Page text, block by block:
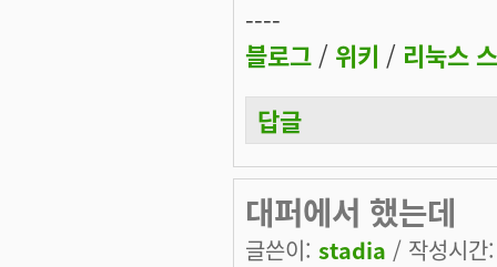
----
블로그 / 위키 / 리눅스
답글
대퍼에서 했는데
글쓴이: stadia / 작성시